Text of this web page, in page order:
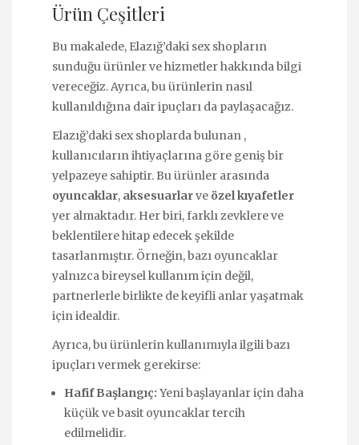
Ürün Çeşitleri
Bu makalede, Elazığ’daki sex shopların
sunduğu ürünler ve hizmetler hakkında bilgi
vereceğiz. Ayrıca, bu ürünlerin nasıl
kullanıldığına dair ipuçları da paylaşacağız.
Elazığ’daki sex shoplarda bulunan ,
kullanıcıların ihtiyaçlarına göre geniş bir
yelpazeye sahiptir. Bu ürünler arasında
oyuncaklar, aksesuarlarve özel kıyafetler
yer almaktadır. Her biri, farklı zevklere ve
beklentilere hitap edecek şekilde
tasarlanmıştır. Örneğin, bazı oyuncaklar
yalnızca bireysel kullanım için değil,
partnerlerle birlikte de keyifli anlar yaşatmak
için idealdir.
Ayrıca, bu ürünlerin kullanımıyla ilgili bazı
ipuçları vermek gerekirse:
Hafif Başlangıç: Yeni başlayanlar için daha
küçük ve basit oyuncaklar tercih
edilmelidir.